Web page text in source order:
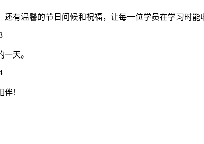
有温馨的节日问候和祝福，让每一位学员在学习时能
天。
！